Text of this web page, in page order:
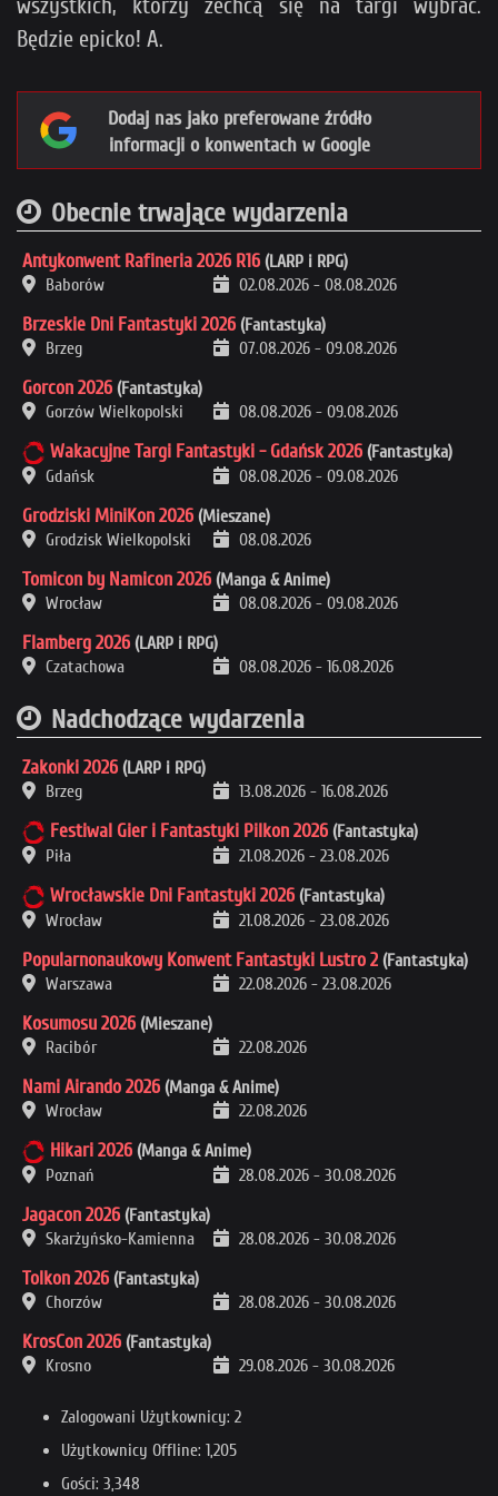
Cel to 150 zł miesięcznie (obecnie: 120 zł).
Po jego osiągnięciu wyłączamy reklamy i ten pop-up.
>>Sprawdź też, na co dokładnie idą pieniądze<<
Loading...
wszystkich, którzy zechcą się na targi wybrać.
Będzie epicko! A.
Dodaj nas jako preferowane źródło
informacji o konwentach w Google
Obecnie trwające wydarzenia
Antykonwent Rafineria 2026 R16 (LARP i RPG)
Baborów
02.08.2026 - 08.08.2026
Brzeskie Dni Fantastyki 2026 (Fantastyka)
Brzeg
07.08.2026 - 09.08.2026
Gorcon 2026 (Fantastyka)
Gorzów Wielkopolski
08.08.2026 - 09.08.2026
Wakacyjne Targi Fantastyki - Gdańsk 2026 (Fantastyka)
Gdańsk
08.08.2026 - 09.08.2026
Grodziski MiniKon 2026 (Mieszane)
Grodzisk Wielkopolski
08.08.2026
Tomicon by Namicon 2026 (Manga & Anime)
Wrocław
08.08.2026 - 09.08.2026
Flamberg 2026 (LARP i RPG)
Czatachowa
08.08.2026 - 16.08.2026
Nadchodzące wydarzenia
Zakonki 2026 (LARP i RPG)
Brzeg
13.08.2026 - 16.08.2026
Festiwal Gier i Fantastyki Pilkon 2026 (Fantastyka)
Piła
21.08.2026 - 23.08.2026
Wrocławskie Dni Fantastyki 2026 (Fantastyka)
Wrocław
21.08.2026 - 23.08.2026
Popularnonaukowy Konwent Fantastyki Lustro 2 (Fantastyka)
Warszawa
22.08.2026 - 23.08.2026
Kosumosu 2026 (Mieszane)
Racibór
22.08.2026
Nami Airando 2026 (Manga & Anime)
Wrocław
22.08.2026
Hikari 2026 (Manga & Anime)
Poznań
28.08.2026 - 30.08.2026
Jagacon 2026 (Fantastyka)
Skarżyńsko-Kamienna
28.08.2026 - 30.08.2026
Tolkon 2026 (Fantastyka)
Chorzów
28.08.2026 - 30.08.2026
KrosCon 2026 (Fantastyka)
Krosno
29.08.2026 - 30.08.2026
Zalogowani Użytkownicy: 2
Użytkownicy Offline: 1,205
Gości: 3,348